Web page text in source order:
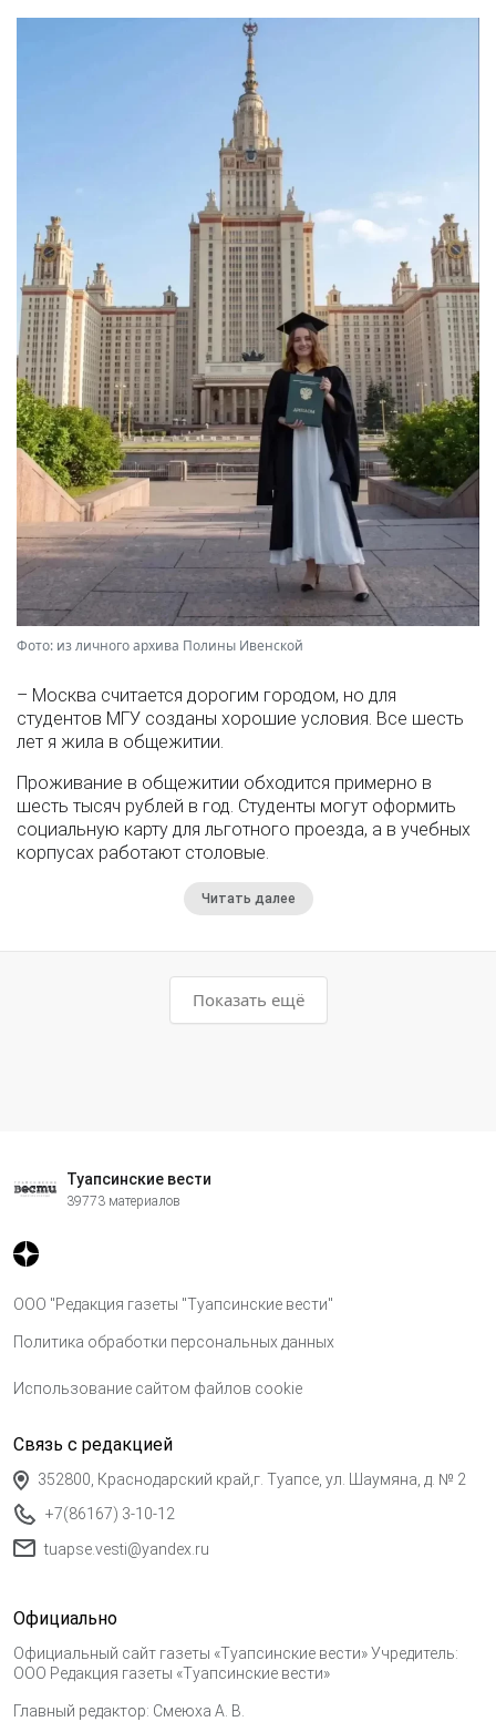
Фото: из личного архива Полины Ивенской
– Москва считается дорогим городом, но для
студентов МГУ созданы хорошие условия. Все шесть
лет я жила в общежитии.
Проживание в общежитии обходится примерно в
шесть тысяч рублей в год. Студенты могут оформить
социальную карту для льготного проезда, а в учебных
корпусах работают столовые.
Читать далее
Показать ещё
Туапсинские вести
39773 материалов
ООО "Редакция газеты "Туапсинские вести"
Политика обработки персональных данных
Использование сайтом файлов cookie
Связь с редакцией
352800, Краснодарский край,г. Туапсе, ул. Шаумяна, д. № 2
+7(86167) 3-10-12
tuapse.vesti@yandex.ru
Официально
Официальный сайт газеты «Туапсинские вести» Учредитель:
ООО Редакция газеты «Туапсинские вести»
Главный редактор: Смеюха А. В.